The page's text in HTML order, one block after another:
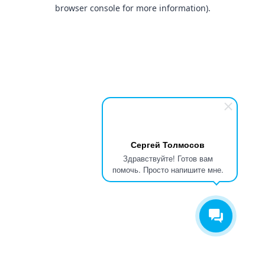
Сергей Толмосов
Здравствуйте! Готов вам
помочь. Просто напишите мне.
browser console for more information).